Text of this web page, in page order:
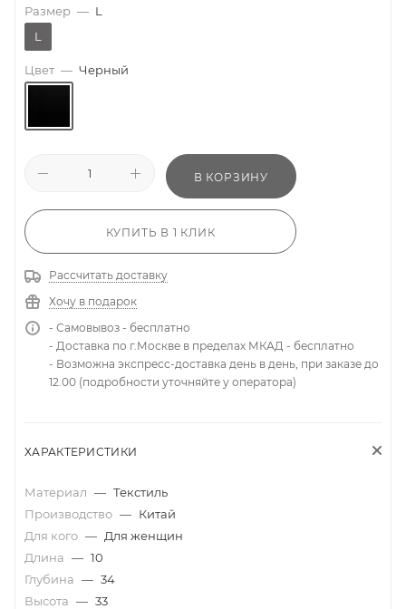
Размер — L
L
Цвет — Черный
В КОРЗИНУ
КУПИТЬ В 1 КЛИК
Рассчитать доставку
Хочу в подарок
- Самовывоз - бесплатно
- Доставка по г.Москве в пределах МКАД - бесплатно
- Возможна экспресс-доставка день в день, при заказе до
12.00 (подробности уточняйте у оператора)
ХАРАКТЕРИСТИКИ
Материал — Текстиль
Производство — Китай
Для кого — Для женщин
Длина — 10
Глубина — 34
Высота — 33